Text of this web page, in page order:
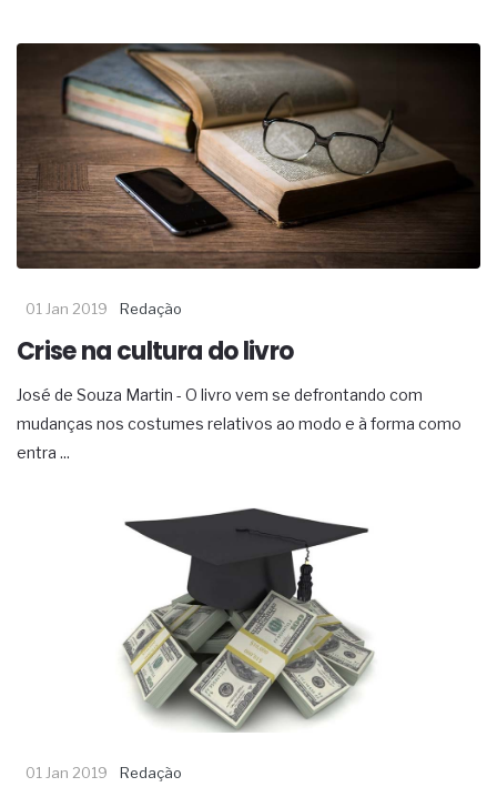
01 Jan 2019 Redação
Crise na cultura do livro
José de Souza Martin - O livro vem se defrontando com
mudanças nos costumes relativos ao modo e à forma como
entra ...
01 Jan 2019 Redação